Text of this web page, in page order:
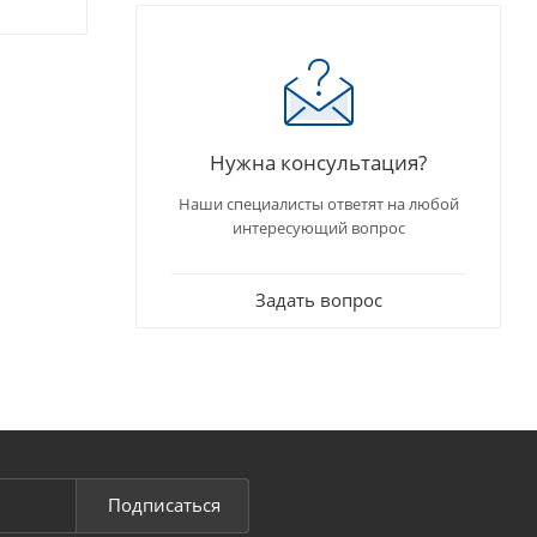
Нужна консультация?
Наши специалисты ответят на любой
интересующий вопрос
Задать вопрос
Подписаться